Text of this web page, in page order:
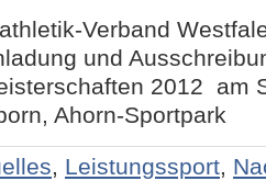
Verband
und
2012 am
Ahorn-Sportpark
, Leistungssport,